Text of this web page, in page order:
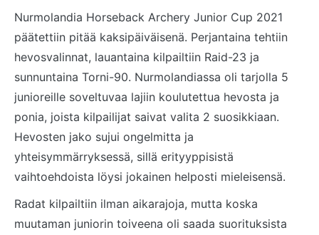
Nurmolandia Horseback Archery Junior Cup 2021
päätettiin pitää kaksipäiväisenä. Perjantaina tehtiin
hevosvalinnat, lauantaina kilpailtiin Raid-23 ja
sunnuntaina Torni-90. Nurmolandiassa oli tarjolla 5
junioreille soveltuvaa lajiin koulutettua hevosta ja
ponia, joista kilpailijat saivat valita 2 suosikkiaan.
Hevosten jako sujui ongelmitta ja
yhteisymmärryksessä, sillä erityyppisistä
vaihtoehdoista löysi jokainen helposti mieleisensä.
Radat kilpailtiin ilman aikarajoja, mutta koska
muutaman juniorin toiveena oli saada suorituksista